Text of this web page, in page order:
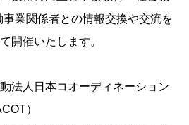
業関係者との情報交換や交流を
開催いたします。
法人日本コオーディネーション
）